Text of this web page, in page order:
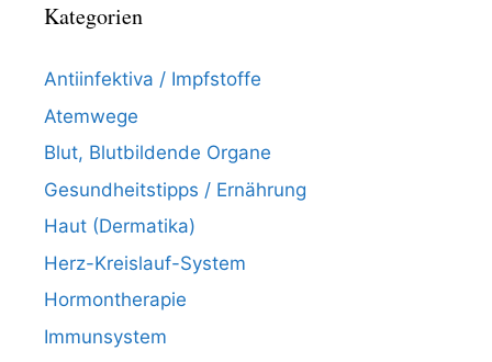
Kategorien
Antiinfektiva / Impfstoffe
Atemwege
Blut, Blutbildende Organe
Gesundheitstipps / Ernährung
Haut (Dermatika)
Herz-Kreislauf-System
Hormontherapie
Immunsystem